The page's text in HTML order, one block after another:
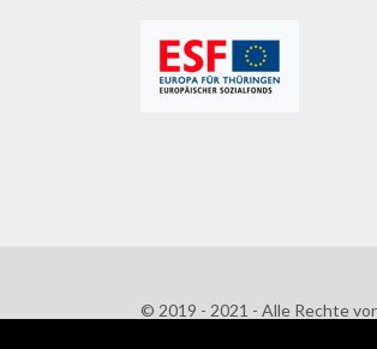
© 2019 - 2021 - Alle Rechte